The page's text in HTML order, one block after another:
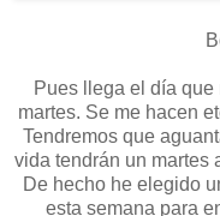
Pues llega el día que
martes. Se me hacen
Tendremos que
vida tendrán un martes
De hecho he elegido
esta semana para